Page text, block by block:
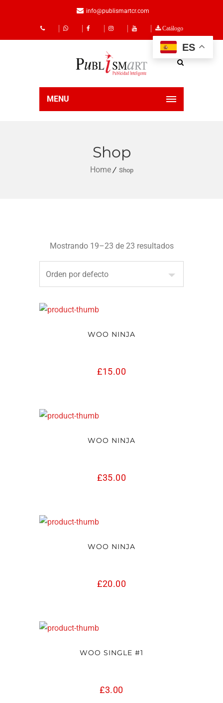
info@publismartcr.com
Catálogo
MENU
Shop
Home Shop
Mostrando 19–23 de 23 resultados
WOO NINJA
£15.00
WOO NINJA
£35.00
WOO NINJA
£20.00
WOO SINGLE #1
£3.00
ES